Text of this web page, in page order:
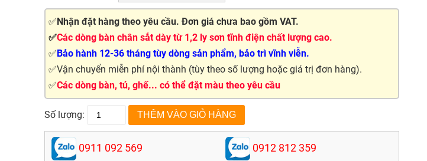
✅ Nhận đặt hàng theo yêu cầu. Đơn giá chưa bao gồm VAT.
✅Các dòng bàn chân sắt dày từ 1,2 ly sơn tĩnh điện chất lượng cao.
✅ Bảo hành 12-36 tháng tùy dòng sản phẩm, bảo trì vĩnh viễn.
✅Vận chuyển miễn phí nội thành (tùy theo số lượng hoặc giá trị đơn hàng).
✅Các dòng bàn, tủ, ghế... có thể đặt màu theo yêu cầu
Số lượng:
0911 092 569 0912 812 359